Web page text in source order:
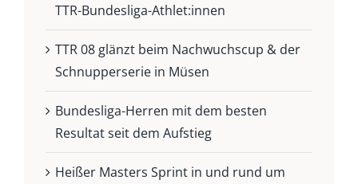
TTR-Bundesliga-Athlet:innen
TTR 08 glänzt beim Nachwuchscup & der
Schnupperserie in Müsen
Bundesliga-Herren mit dem besten
Resultat seit dem Aufstieg
Heißer Masters Sprint in und rund um